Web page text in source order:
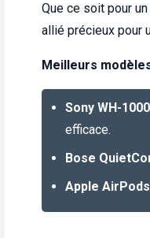
Que ce soit pour
allié précieux pour
Meilleurs
Sony WH-
efficace.
Bose
Apple